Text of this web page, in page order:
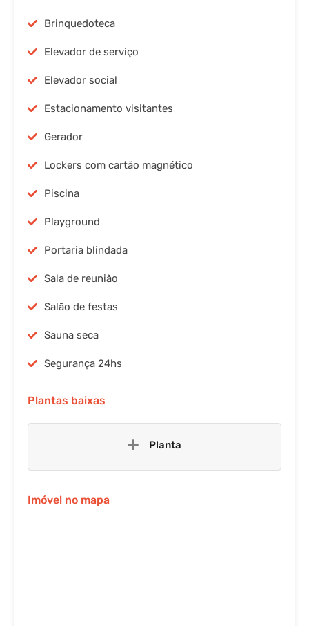
Brinquedoteca
Elevador de serviço
Elevador social
Estacionamento visitantes
Gerador
Lockers com cartão magnético
Piscina
Playground
Portaria blindada
Sala de reunião
Salão de festas
Sauna seca
Segurança 24hs
Plantas baixas
Planta
Imóvel no mapa